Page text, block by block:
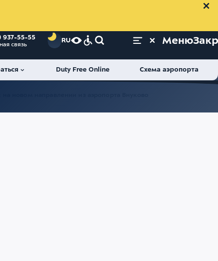
937-55-55
связь
RU Меню
Duty Free Online Схема аэропорта